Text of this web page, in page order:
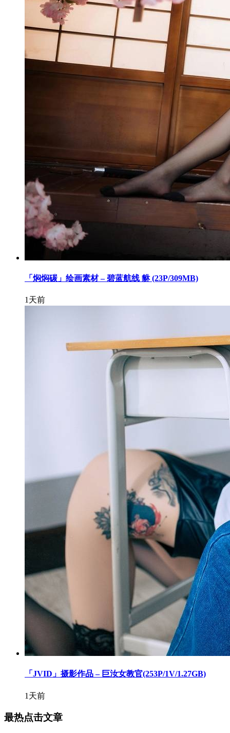
「焖焖碳」绘画素材 – 碧蓝航线 貅 (23P/309MB)
1天前
「JVID」摄影作品 – 巨汝女教官(253P/1V/1.27GB)
1天前
最热点击文章